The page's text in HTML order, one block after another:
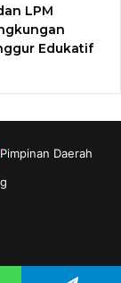
LPM
Edukatif
Pimpinan Daerah